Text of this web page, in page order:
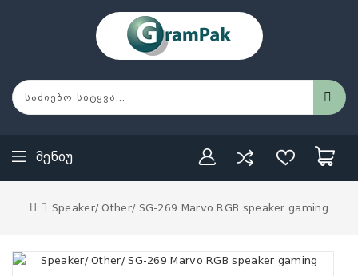
Მენიუ
Speaker/ Other/ SG-269 Marvo RGB speaker gaming